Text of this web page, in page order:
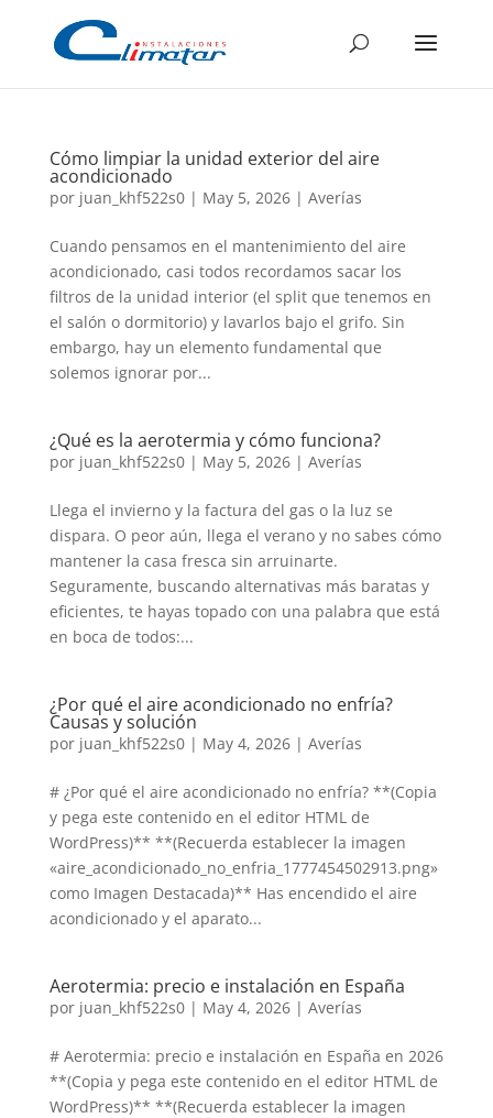
Cómo limpiar la unidad exterior del aire
acondicionado
por juan_khf522s0| May 5, 2026| Averías
Cuando pensamos en el mantenimiento del aire
acondicionado, casi todos recordamos sacar los
filtros de la unidad interior (el split que tenemos en
el salón o dormitorio) y lavarlos bajo el grifo. Sin
embargo, hay un elemento fundamental que
solemos ignorar por...
¿Qué es la aerotermia y cómo funciona?
por juan_khf522s0| May 5, 2026| Averías
Llega el invierno y la factura del gas o la luz se
dispara. O peor aún, llega el verano y no sabes cómo
mantener la casa fresca sin arruinarte.
Seguramente, buscando alternativas más baratas y
eficientes, te hayas topado con una palabra que está
en boca de todos:...
¿Por qué el aire acondicionado no enfría?
Causas y solución
por juan_khf522s0| May 4, 2026| Averías
# ¿Por qué el aire acondicionado no enfría? **(Copia
y pega este contenido en el editor HTML de
WordPress)** **(Recuerda establecer la imagen
«aire_acondicionado_no_enfria_1777454502913.png»
como Imagen Destacada)** Has encendido el aire
acondicionado y el aparato...
Aerotermia: precio e instalación en España
por juan_khf522s0| May 4, 2026| Averías
# Aerotermia: precio e instalación en España en 2026
**(Copia y pega este contenido en el editor HTML de
WordPress)** **(Recuerda establecer la imagen